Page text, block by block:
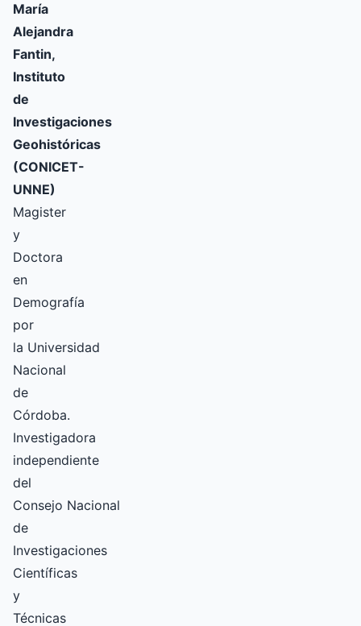
María
Alejandra
Fantin,
Instituto
de
Investigaciones
Geohistóricas
(CONICET-
UNNE)
Magister
y
Doctora
en
Demografía
por
la Universidad
Nacional
de
Córdoba.
Investigadora
independiente
del
Consejo Nacional
de
Investigaciones
Científicas
y
Técnicas